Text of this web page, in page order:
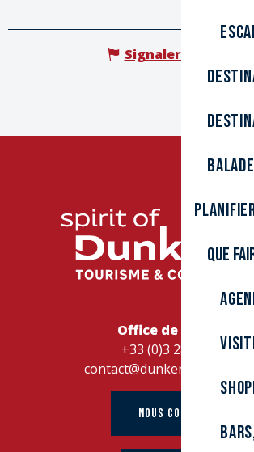
Que
Signaler une erreur
Office de Tourisme
+33 (0)3 28 26 27 28
contact@dunkerque-
NOUS CONTACTER